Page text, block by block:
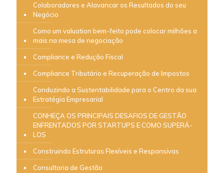
Colaboradores e Alavancar os Resultados do seu
Negócio
Como um valuation bem-feito pode colocar milhões a
mais na mesa de negociação
Compliance e Redução Fiscal
Compliance Tributário e Recuperação de Impostos
Conduzindo a Sustentabilidade para o Centro da sua
Estratégia Empresarial
CONHEÇA OS PRINCIPAIS DESAFIOS DE GESTÃO
ENFRENTADOS POR STARTUPS E COMO SUPERÁ-
LOS
Construindo Estruturas Flexíveis e Responsivas
Consultoria de Gestão